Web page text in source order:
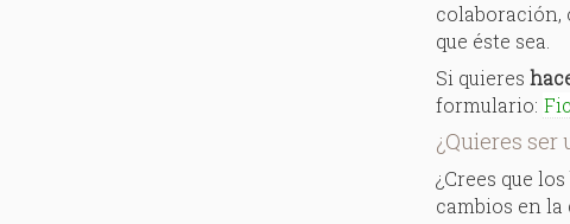
colaboración,
que éste sea.
Si quieres
formulario:
¿Quieres ser
¿Crees que
cambios en la